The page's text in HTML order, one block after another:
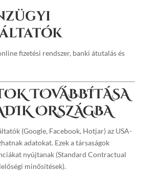
fizetési rendszer, banki átutalás és
TOVÁBBÍTÁSA
ORSZÁGBA
(Google, Facebook, Hotjar) az USA-
adatokat. Ezek a társaságok
nyújtanak (Standard Contractual
minősítések).